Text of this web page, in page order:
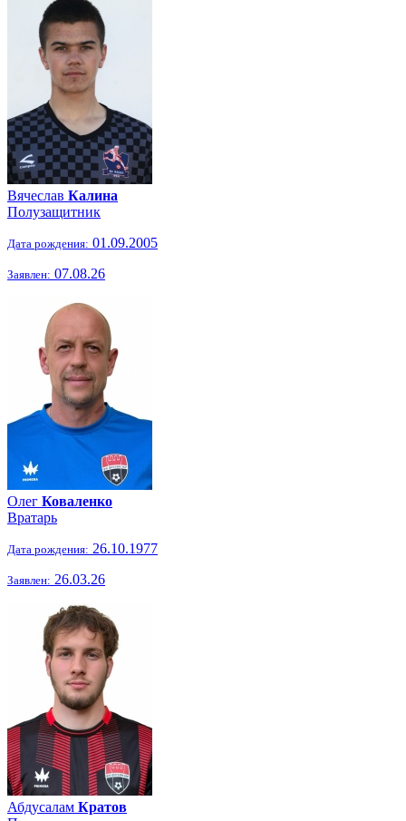
Вячеслав Калина
Полузащитник
Дата рождения: 01.09.2005
Заявлен: 07.08.26
Олег Коваленко
Вратарь
Дата рождения: 26.10.1977
Заявлен: 26.03.26
Абдусалам Кратов